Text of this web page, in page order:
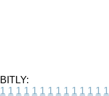
BITLY:
1 1 1 1 1 1 1 1 1 1 1 1 1 1